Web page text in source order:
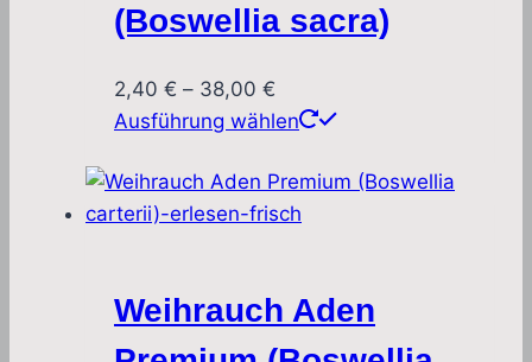
Optionen
gewählt
(Boswellia sacra)
2,40 € – 38,00 €
2,40 €
38,00 €
Ausführung wählen
Dieses
weist
Die
Optionen
Weihrauch Aden